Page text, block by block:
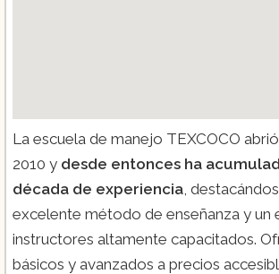
La escuela de manejo TEXCOCO
2010 y desde entonces ha
década de experiencia ,
excelente método de enseñanza y un
instructores altamente capacitados.
básicos y avanzados a precios